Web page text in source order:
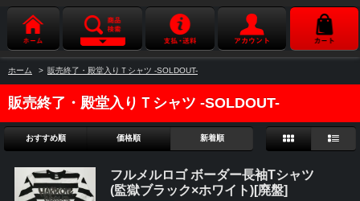
ホーム > 販売終了・殿堂入りＴシャツ -SOLDOUT-
販売終了・殿堂入りＴシャツ -SOLDOUT-
おすすめ順 価格順 新着順
フルメルロゴ ボーダー長袖Tシャツ
(監獄ブラック×ホワイト)[廃盤]